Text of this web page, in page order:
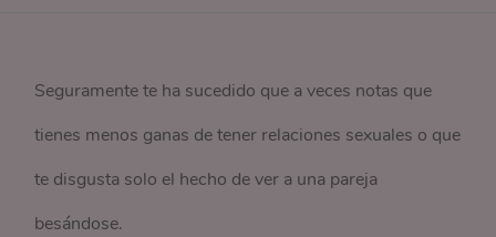
Seguramente te ha sucedido que a veces notas que
tienes menos ganas de tener relaciones sexuales o que
te disgusta solo el hecho de ver a una pareja
besándose.